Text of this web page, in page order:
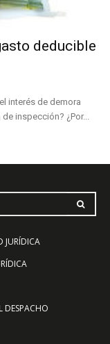
deducible
interés de demora
inspección? ¿Por...
JURÍDICA
DESPACHO